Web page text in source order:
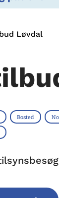
Løvdal
Bosted